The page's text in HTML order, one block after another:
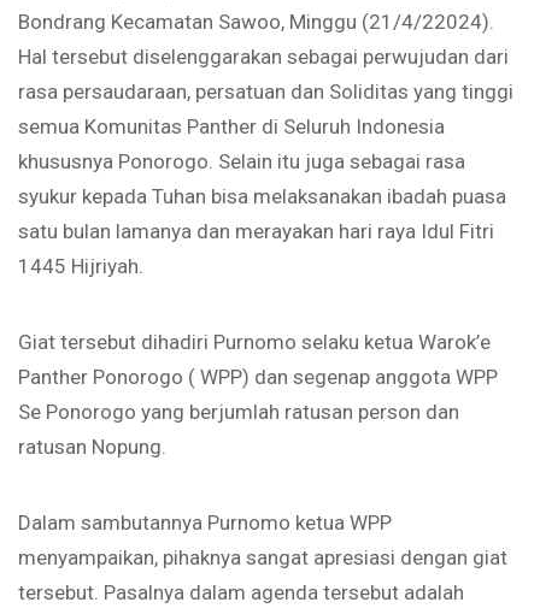
Bondrang Kecamatan Sawoo, Minggu (21/4/22024).
Hal tersebut diselenggarakan sebagai perwujudan dari
rasa persaudaraan, persatuan dan Soliditas yang tinggi
semua Komunitas Panther di Seluruh Indonesia
khususnya Ponorogo. Selain itu juga sebagai rasa
syukur kepada Tuhan bisa melaksanakan ibadah puasa
satu bulan lamanya dan merayakan hari raya Idul Fitri
1445 Hijriyah.
Giat tersebut dihadiri Purnomo selaku ketua Warok’e
Panther Ponorogo ( WPP) dan segenap anggota WPP
Se Ponorogo yang berjumlah ratusan person dan
ratusan Nopung.
Dalam sambutannya Purnomo ketua WPP
menyampaikan, pihaknya sangat apresiasi dengan giat
tersebut. Pasalnya dalam agenda tersebut adalah